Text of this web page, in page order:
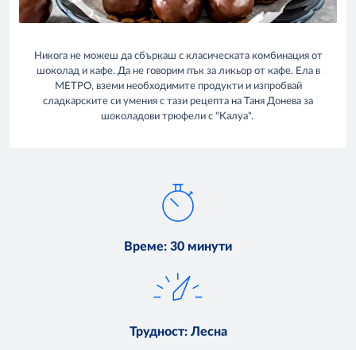
Никога не можеш да сбъркаш с класическата комбинация от
шоколад и кафе. Да не говорим пък за ликьор от кафе. Ела в
МЕТРО, вземи необходимите продукти и изпробвай
сладкарските си умения с тази рецепта на Таня Донева за
шоколадови трюфели с "Калуа".
Време: 30 минути
Трудност: Лесна